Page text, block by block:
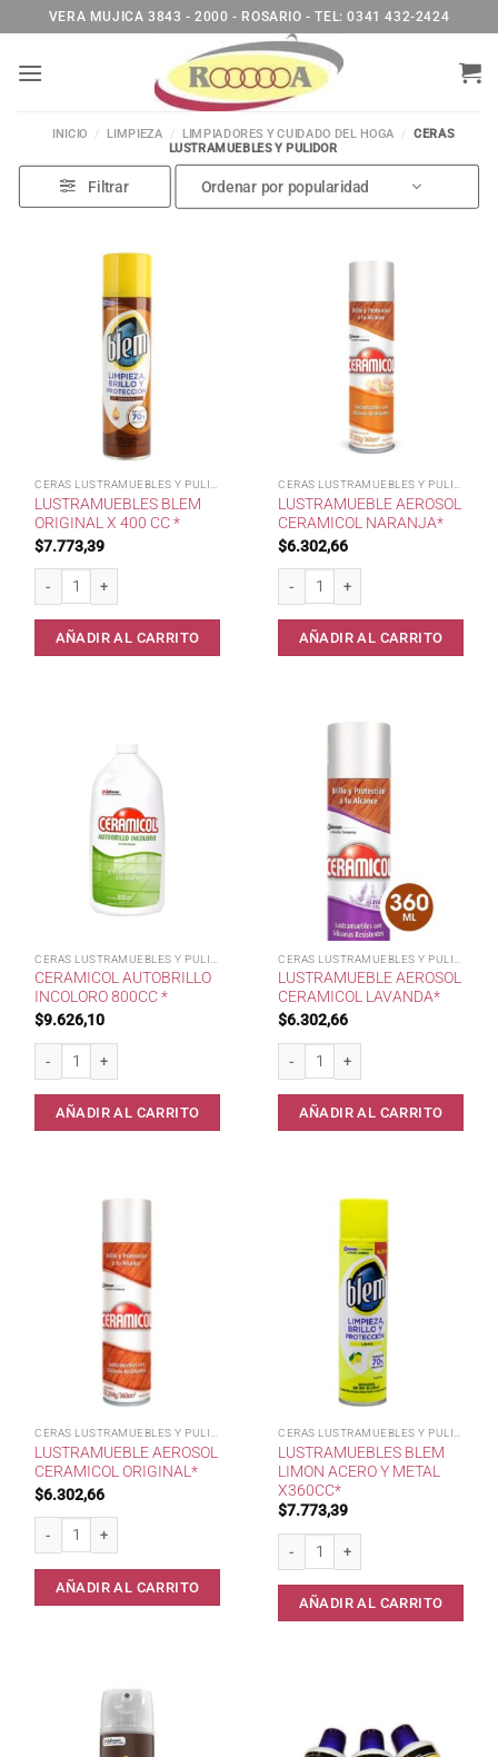
al
contenido
VERA MUJICA 3843 - 2000 - ROSARIO - TEL: 0341 432-2424
INICIO / LIMPIEZA / LIMPIADORES Y CUIDADO DEL HOGA / CERAS
LUSTRAMUEBLES Y PULIDOR
Filtrar
LUSTRAMUEBLES BLEM
ORIGINAL X 400 CC *
$7.773,39
Lustramuebles Blem Original x 400 cc * cantidad
AÑADIR AL CARRITO
LUSTRAMUEBLE AEROSOL
CERAMICOL NARANJA*
$6.302,66
LustraMueble Aerosol CERAMICOL
AÑADIR AL CARRITO
CERAMICOL AUTOBRILLO
INCOLORO 800CC *
$9.626,10
Ceramicol Autobrillo Incoloro 800cc * cantidad
AÑADIR AL CARRITO
LUSTRAMUEBLE AEROSOL
CERAMICOL LAVANDA*
$6.302,66
LustraMueble Aerosol CERAMICOL
AÑADIR AL CARRITO
LUSTRAMUEBLE AEROSOL
CERAMICOL ORIGINAL*
$6.302,66
LustraMueble Aerosol CERAMICOL Original* cantidad
AÑADIR AL CARRITO
LUSTRAMUEBLES BLEM
LIMON ACERO Y METAL
X360CC*
$7.773,39
Lustramuebles Blem Limon Acero y
AÑADIR AL CARRITO